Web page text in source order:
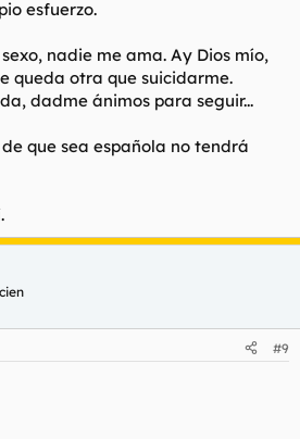
esfuerzo.
nadie me ama. Ay Dios mío,
queda otra que suicidarme.
dadme ánimos para seguir...
que sea española no tendrá
#9